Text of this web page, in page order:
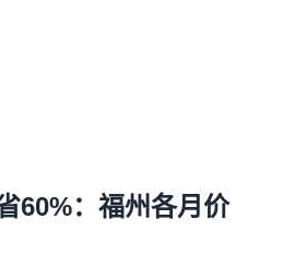
60%：福州各月价